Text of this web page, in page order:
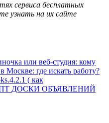
сервиса бесплатных
узнать на их сайте
или веб-студия: кому
Москве: где искать работу?
( как
ДОСКИ ОБЪЯВЛЕНИЙ